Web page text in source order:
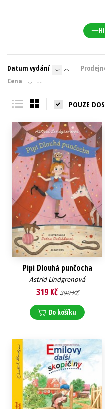
Datum vydání
Cena
POUZE
Pipi Dlouhá punčocha
Astrid Lindgrenová
319 Kč 399 Kč
Do košíku